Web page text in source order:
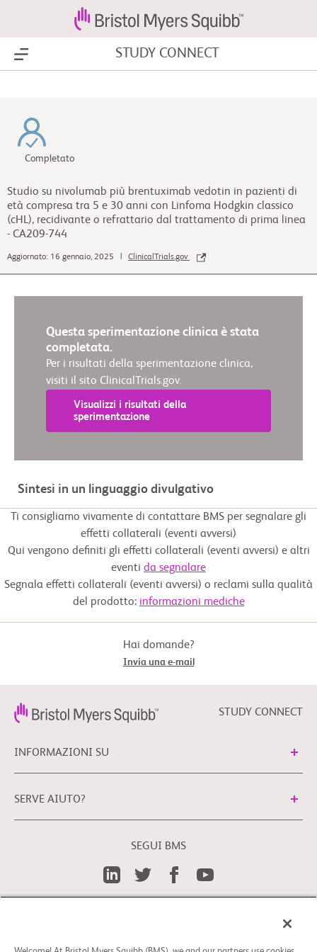
Show Menu STUDY CONNECT
Completato
Studio su nivolumab più brentuximab vedotin in pazienti di
età compresa tra 5 e 30 anni con Linfoma Hodgkin classico
(cHL), recidivante o refrattario dal trattamento di prima linea
- CA209-744
Aggiornato: 16 gennaio, 2025 | ClinicalTrials.gov
Questa sperimentazione clinica è stata
completata.
Per i risultati della sperimentazione clinica,
visiti il sito ClinicalTrials.gov.
Visualizzi i risultati della
sperimentazione
Sintesi in un linguaggio divulgativo
Ti consigliamo vivamente di contattare BMS per segnalare gli
effetti collaterali (eventi avversi)
Qui vengono definiti gli effetti collaterali (eventi avversi) e altri
eventi da segnalare
Segnala effetti collaterali (eventi avversi) o reclami sulla qualità
del prodotto: informazioni mediche
Hai domande?
Invia una e-mail
STUDY CONNECT
INFORMAZIONI SU
SERVE AIUTO?
SEGUI BMS
Protezione dei Dati Personali in UE, scrivendo al seguente